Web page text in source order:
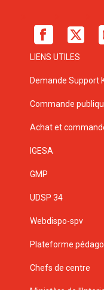
LIENS UTILES
Demande Support
Commande
Achat et
IGESA
GMP
UDSP 34
Webdispo-spv
Plateforme
Chefs de centre